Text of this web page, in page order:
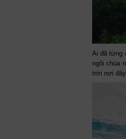
Ai đã từng
ngôi chùa
trời nơi